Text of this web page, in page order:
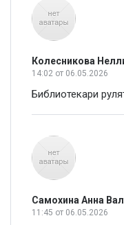
Колесникова
14:02 от 06.05.2026
Библиотекари
Самохина Анна
11:45 от 06.05.2026